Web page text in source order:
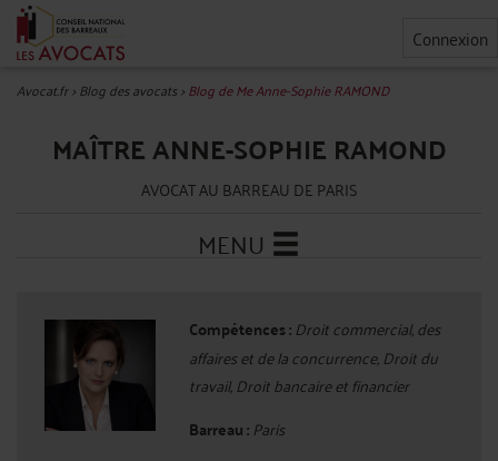
Connexion
Avocat.fr>Blog des avocats>Blog de Me Anne-Sophie RAMOND
MAÎTRE ANNE-SOPHIE RAMOND
AVOCAT AU BARREAU DE PARIS
MENU
Compétences : Droit commercial, des
affaires et de la concurrence, Droit du
travail, Droit bancaire et financier
Barreau : Paris